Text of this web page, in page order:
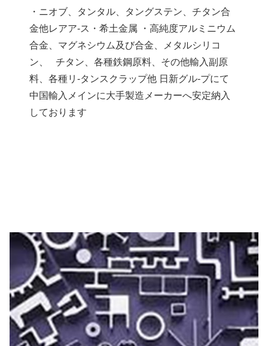
・ニオブ、タンタル、タングステン、チタン合
金他レアア-ス・希土金属 ・高純度アルミニウム
合金、マグネシウム及び合金、メタルシリコ
ン、 チタン、各種鉄鋼原料、その他輸入副原
料、各種リ-タンスクラップ他 日新グル-プにて
中国輸入メインに大手製造メーカーへ安定納入
しております